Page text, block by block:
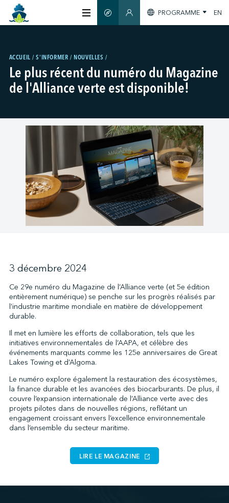
CERTIFICATION
MEMBRES
GREENTECH
S'INFORMER
NOUS JOINDRE
GUIDE INTELLIGENT
SECTION MEMBRES
PROGRAMME EN
ACCUEIL S'INFORMER NOUVELLES
Le plus récent du numéro du Magazine
de l'Alliance verte est disponible!
3 décembre 2024
Ce 29e numéro du Magazine de l’Alliance verte (et 5e édition
entièrement numérique) se penche sur les progrès réalisés par
l’industrie maritime mondiale en matière de développement
durable.
Il met en lumière les efforts de collaboration, tels que les
initiatives environnementales de l’AAPA, et célèbre des
événements marquants comme les 125e anniversaires de Great
Lakes Towing et d’Algoma.
Le numéro explore également la restauration des écosystèmes,
la finance durable et les avancées des biocarburants. De plus, il
couvre l’expansion internationale de l’Alliance verte avec des
projets pilotes dans de nouvelles régions, reflétant un
engagement croissant envers l’excellence environnementale
dans l’ensemble du secteur maritime.
LIRE LE MAGAZINE